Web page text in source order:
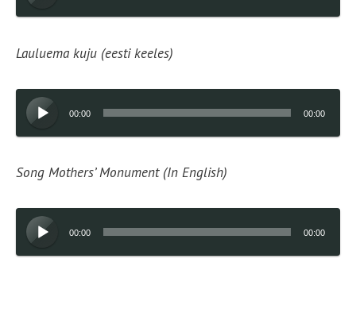
Lauluema kuju (eesti keeles)
Audioesitaja
00:00 00:00
Song Mothers’ Monument (In English)
Audioesitaja
00:00 00:00